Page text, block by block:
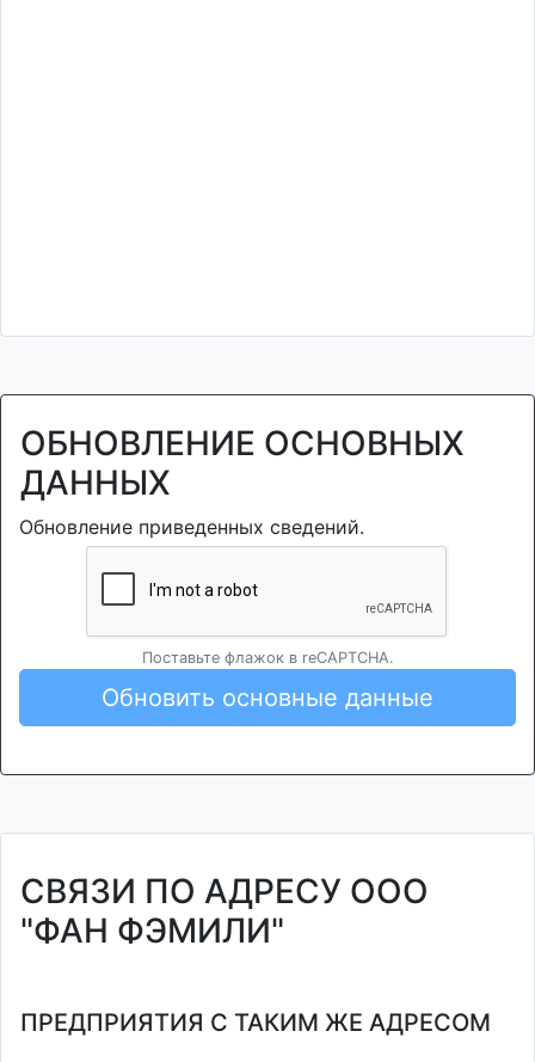
ОБНОВЛЕНИЕ ОСНОВНЫХ
ДАННЫХ
Обновление приведенных сведений.
Поставьте флажок в reCAPTCHA.
Обновить основные данные
СВЯЗИ ПО АДРЕСУ ООО
"ФАН ФЭМИЛИ"
ПРЕДПРИЯТИЯ С ТАКИМ ЖЕ АДРЕСОМ